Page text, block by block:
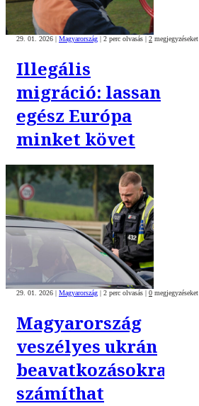
29. 01. 2026 | Magyarország | 2 perc olvasás | 2 megjegyzéseket
Illegális
migráció: lassan
egész Európa
minket követ
29. 01. 2026 | Magyarország | 2 perc olvasás | 0 megjegyzéseket
Magyarország
veszélyes ukrán
beavatkozásokra
számíthat